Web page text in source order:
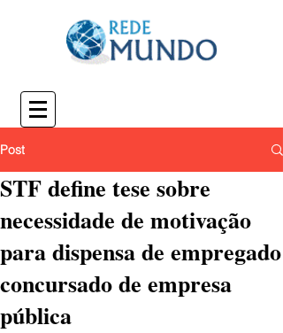
Post
STF define tese sobre
necessidade de motivação
para dispensa de empregado
concursado de empresa
pública